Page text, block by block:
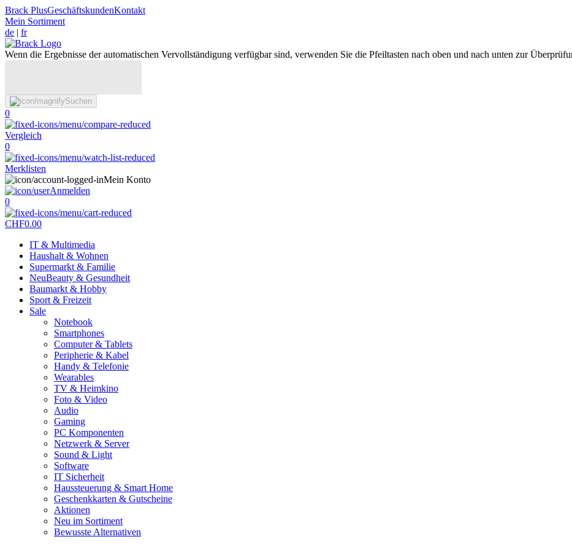
Brack PlusGeschäftskundenKontakt
Mein Sortiment
de | fr
Wenn die Ergebnisse der automatischen Vervollständigung verfügbar sind, verwenden Sie die Pfeiltasten nach oben und nach unten zur
Suchen
0
Vergleich
0
Merklisten
Mein Konto
Anmelden
0
CHF0.00
IT & Multimedia
Haushalt & Wohnen
Supermarkt & Familie
NeuBeauty & Gesundheit
Baumarkt & Hobby
Sport & Freizeit
Sale
Notebook
Smartphones
Computer & Tablets
Peripherie & Kabel
Handy & Telefonie
Wearables
TV & Heimkino
Foto & Video
Audio
Gaming
PC Komponenten
Netzwerk & Server
Sound & Light
Software
IT Sicherheit
Haussteuerung & Smart Home
Geschenkkarten & Gutscheine
Aktionen
Neu im Sortiment
Bewusste Alternativen